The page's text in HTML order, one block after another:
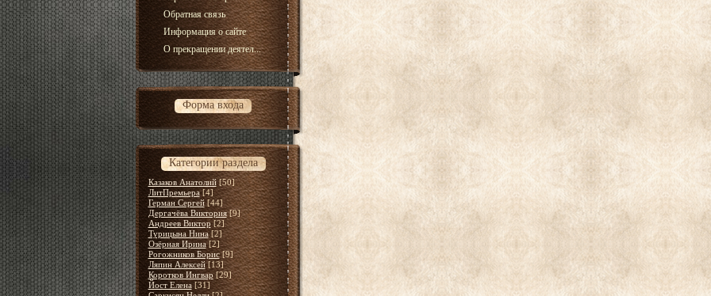
Обратная связь
Информация о сайте
О прекращении деятел...
Форма входа
Категории раздела
Казаков Анатолий [50]
ЛитПремьера [4]
Герман Сергей [44]
Дергачёва Виктория [9]
Андреев Виктор [2]
Турицына Нина [2]
Озёрная Ирина [2]
Рогожников Борис [9]
Ляпин Алексей [13]
Коротков Ингвар [29]
Йост Елена [31]